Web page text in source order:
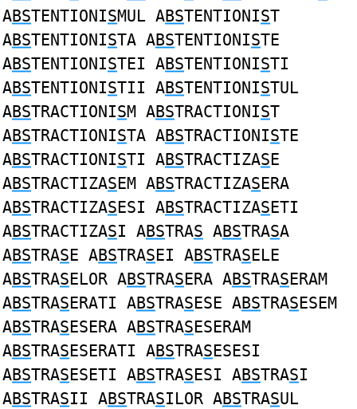
ABSTENTIONISMUL ABSTENTIONIST
ABSTENTIONISTA ABSTENTIONISTE
ABSTENTIONISTEI ABSTENTIONISTI
ABSTENTIONISTII ABSTENTIONISTUL
ABSTRACTIONISM ABSTRACTIONIST
ABSTRACTIONISTA ABSTRACTIONISTE
ABSTRACTIONISTI ABSTRACTIZASE
ABSTRACTIZASEM ABSTRACTIZASERA
ABSTRACTIZASESI ABSTRACTIZASETI
ABSTRACTIZASI ABSTRAS ABSTRASA
ABSTRASE ABSTRASEI ABSTRASELE
ABSTRASELOR ABSTRASERA ABSTRASERAM
ABSTRASERATI ABSTRASESE ABSTRASESEM
ABSTRASESERA ABSTRASESERAM
ABSTRASESERATI ABSTRASESESI
ABSTRASESETI ABSTRASESI ABSTRASI
ABSTRASII ABSTRASILOR ABSTRASUL